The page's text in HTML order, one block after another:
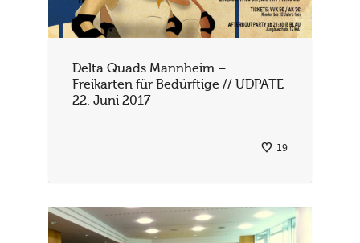
Delta Quads Mannheim –
Freikarten für Bedürftige // UDPATE
22. Juni 2017
19